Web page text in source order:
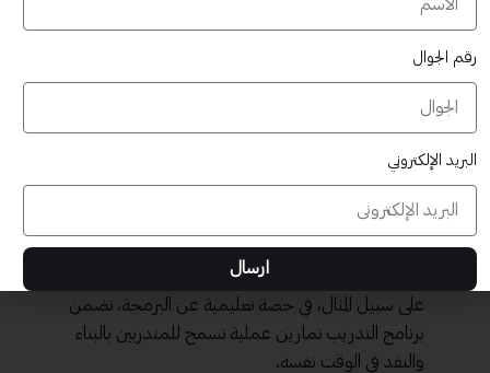
أذكر مرة شاركت فيها في دورة تدريبية عن التسويق
بيانية وأمثلة حية، مما جعل الفهم أسهل بكثير.
مجموعة متنوعة من المواد التعليمية مثل مقاطع
الفيديو، والنصوص، والعروض التقديمية، مما يساعد
في تعزيز الفهم، حيث يعتبر استخدام أساليب متعددة
أحد أفضل طرق التعلم.
زيادة التفاعل الفعّال: الحقائب الجاهزة تعزز تفاعل
المتدربين مع المحتوى، مما يجعل المفاهيم أكثر وضوحاً.
على سبيل المثال، في حصة تعليمية عن البرمجة، تضمن
برنامج التدريب تمارين عملية تسمح للمتدربين بالبناء
والنقد في الوقت نفسه.
رقم الجوال
البريد الإلكتروني
ارسال